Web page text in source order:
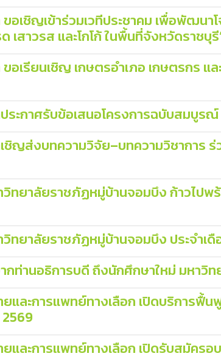
อเชิญเข้าร่วมเวทีประชาคม เพื่อพัฒน
สาวรส และโกโก้ ในพื้นที่จังหวัดราชบุรี
เรียนเชิญ เกษตรอำเภอ เกษตรกร แ
ะกาศรับข้อเสนอโครงการฉบับสมบูร
ญส่งบทความวิจัย–บทความวิชาการ
วิทยาลัยราชภัฏหมู่บ้านจอมบึง ก้าวไป
ทยาลัยราชภัฏหมู่บ้านจอมบึง ประจำเ
กท่านอธิการบดี ถึงนักศึกษาใหม่ มหาวิ
และการแพทย์ทางเลือก เปิดบริการ
และการแพทย์ทางเลือก เปิดรับสมัคร